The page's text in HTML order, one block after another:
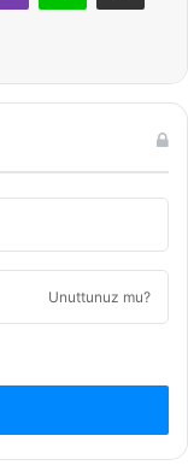
Unuttunuz mu?